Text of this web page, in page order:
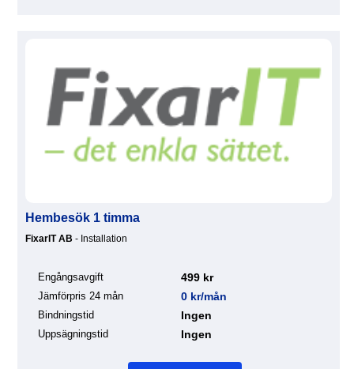
Hembesök 1 timma
FixarIT AB - Installation
Engångsavgift 499 kr
Jämförpris 24 mån 0 kr/mån
Bindningstid Ingen
Uppsägningstid Ingen